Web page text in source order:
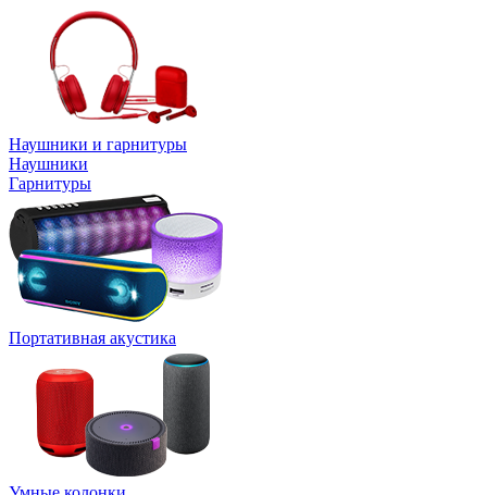
Наушники и гарнитуры
Наушники
Гарнитуры
Портативная акустика